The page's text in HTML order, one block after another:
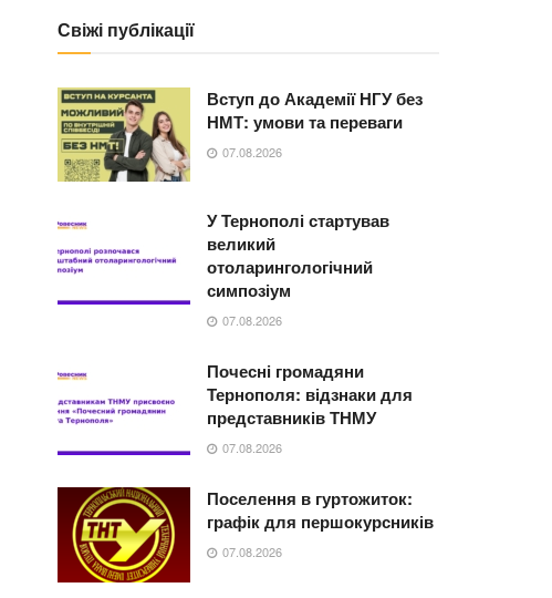
Свіжі публікації
Вступ до Академії НГУ без
НМТ: умови та переваги
07.08.2026
У Тернополі стартував
великий
отоларингологічний
симпозіум
07.08.2026
Почесні громадяни
Тернополя: відзнаки для
представників ТНМУ
07.08.2026
Поселення в гуртожиток:
графік для першокурсників
07.08.2026